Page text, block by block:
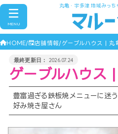
丸亀・宇多津 地域みっち
MENU
HOME 店舗情報 ゲーブルハウス | 丸
2026.07.24
ゲーブルハウス
豊富過ぎる鉄板焼メニューに迷
好み焼き屋さん